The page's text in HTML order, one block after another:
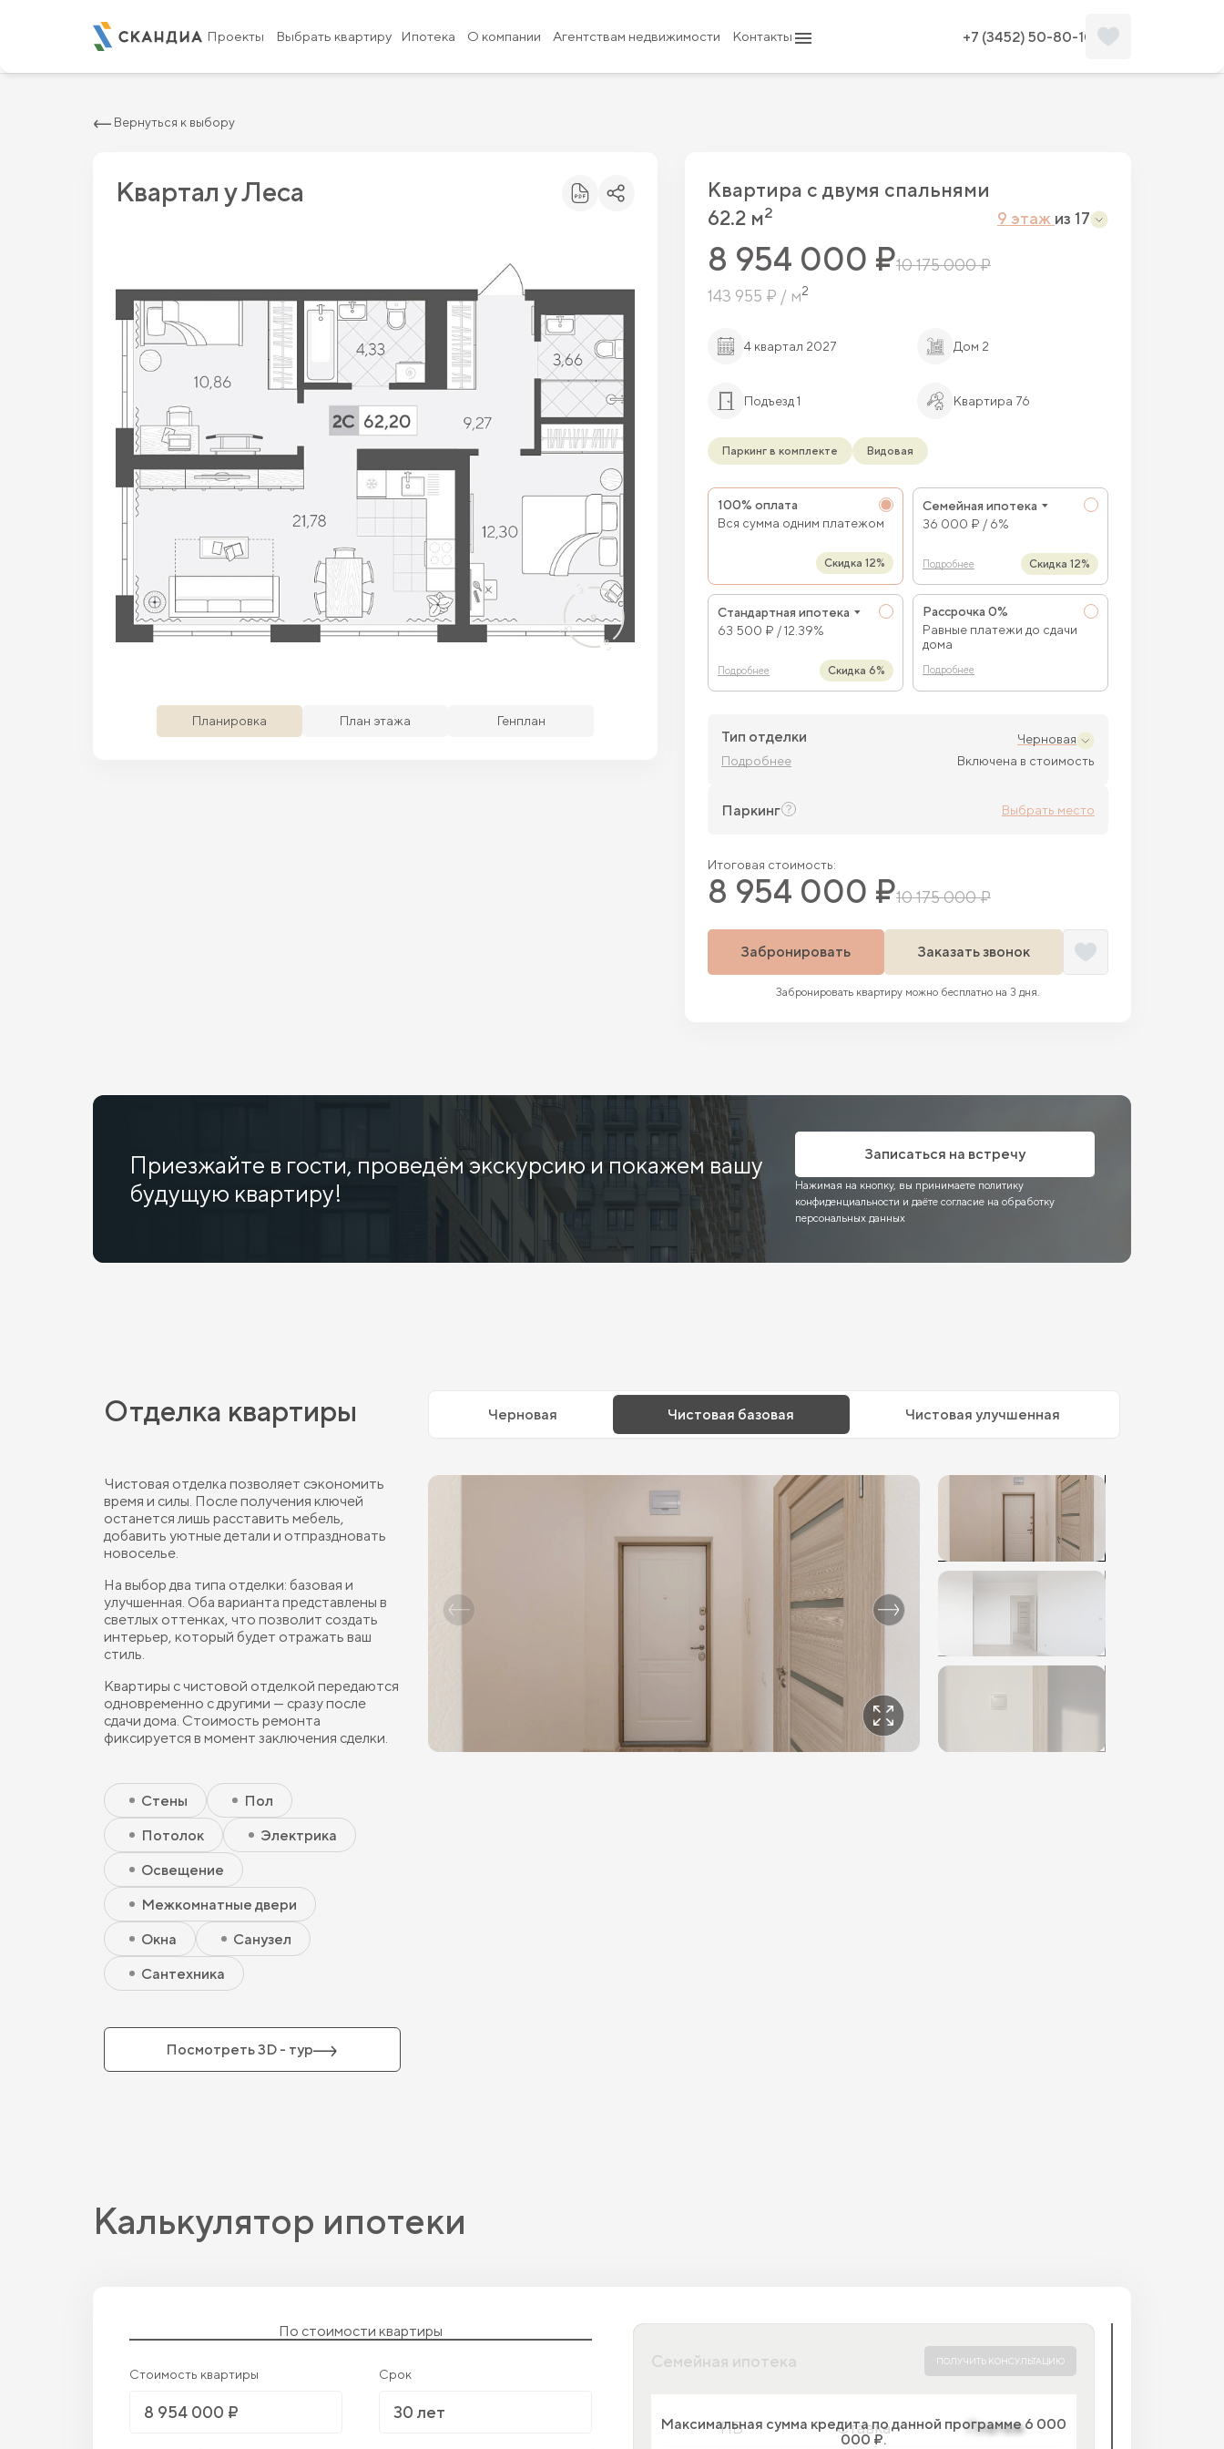
Проекты Выбрать квартиру Ипотека О компании Агентствам недвижимости Контакты +7 (3452) 50-80-10
Вернуться к выбору
Квартал у Леса
Планировка План этажа Генплан
Квартира c двумя спальнями
62.2 м2 9 этаж из 17
8 954 000 ₽10 175 000 ₽
143 955 ₽ / м2
4 квартал 2027 Дом 2
Подъезд 1 Квартира 76
Паркинг в комплекте Видовая
100% оплата
Вся сумма одним платежом
Скидка 12%
Семейная ипотека
36 000 ₽ / 6%
Подробнее Скидка 12%
Стандартная ипотека
63 500 ₽ / 12.39%
Подробнее Скидка 6%
Рассрочка 0%
Равные платежи до сдачи
дома
Подробнее
Тип отделки
Черновая
Подробнее
Включена в стоимость
Паркинг Выбрать место
Итоговая стоимость:
8 954 000 ₽10 175 000 ₽
Забронировать Заказать звонок
Забронировать квартиру можно бесплатно на 3 дня.
Квартира c двумя спальнями 62.2 м2 8 954 000 ₽10 175 000 ₽ Забронировать Планировка
Приезжайте в гости, проведём экскурсию и покажем вашу
будущую квартиру!
Записаться на встречу
Нажимая на кнопку, вы принимаете политику
конфиденциальности и даёте согласие на обработку
персональных данных
Отделка квартиры Черновая Чистовая базовая Чистовая улучшенная
Чистовая отделка позволяет сэкономить
время и силы. После получения ключей
останется лишь расставить мебель,
добавить уютные детали и отпраздновать
новоселье.
На выбор два типа отделки: базовая и
улучшенная. Оба варианта представлены в
светлых оттенках, что позволит создать
интерьер, который будет отражать ваш
стиль.
Квартиры с чистовой отделкой передаются
одновременно с другими — сразу после
сдачи дома. Стоимость ремонта
фиксируется в момент заключения сделки.
Скрытый элемент 2 - Чистовая базовая
Скрытый элемент 1 - Чистовая базовая
Стены
Пол
Потолок
Электрика
Освещение
Межкомнатные двери
Окна
Санузел
Сантехника
Посмотреть 3D - тур
Калькулятор ипотеки
По стоимости квартиры
Стоимость квартиры Срок
Максимальная сумма кредита по данной программе 6 000
000 ₽.
Семейная ипотека ПОЛУЧИТЬ КОНСУЛЬТАЦИЮ
ПВ Ставка Платеж